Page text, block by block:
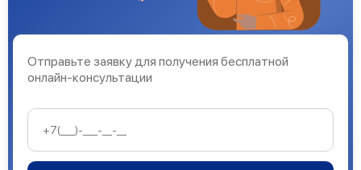
Отправьте заявку для получения бесплатной
онлайн-консультации